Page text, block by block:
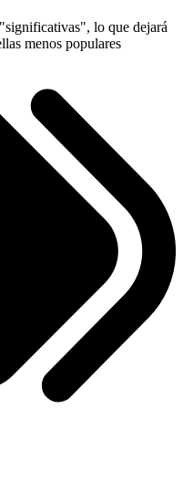
lo que dejará
menos populares